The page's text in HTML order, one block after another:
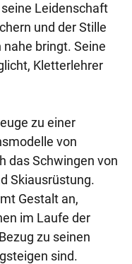
Leidenschaft
und der Stille
bringt. Seine
Kletterlehrer
zu einer
von
das Schwingen von
Skiausrüstung.
Gestalt an,
im Laufe der
zu seinen
sind.